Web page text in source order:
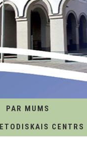
PAR MUMS
CENTRS